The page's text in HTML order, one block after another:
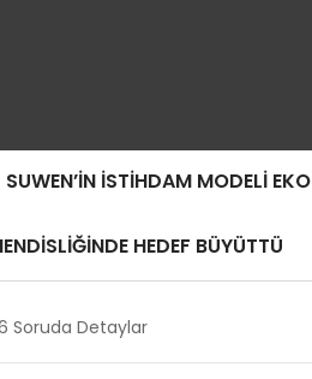
SUWEN’IN İSTIHDAM MODELI
HEDEF BÜYÜTTÜ
6 Soruda Detaylar